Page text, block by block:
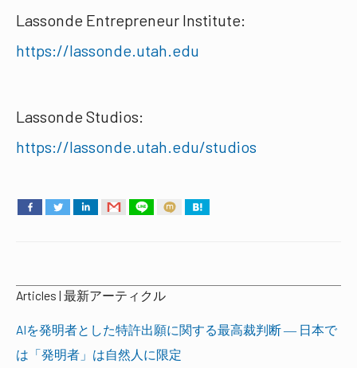
Lassonde Entrepreneur Institute:
https://lassonde.utah.edu
Lassonde Studios:
https://lassonde.utah.edu/studios
Articles | 最新アーティクル
AIを発明者とした特許出願に関する最高裁判断 ― 日本で
は「発明者」は自然人に限定